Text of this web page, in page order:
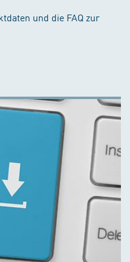
und die FAQ zur